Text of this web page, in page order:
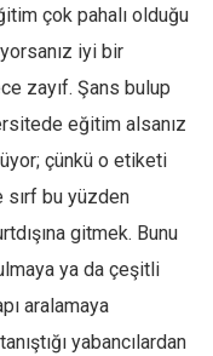
çok pahalı olduğu
iyi bir
zayıf. Şans bulup
eğitim alsanız
çünkü o etiketi
sırf bu yüzden
gitmek. Bunu
ya da çeşitli
aralamaya
yabancılardan